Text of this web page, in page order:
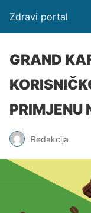
Zdravi portal
GRAND
PRIMJENU
Redakcija